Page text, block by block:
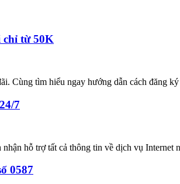
chỉ từ 50K
Cùng tìm hiểu ngay hướng dẫn cách đăng
7
hỗ trợ tất cả thông tin về dịch vụ
0587